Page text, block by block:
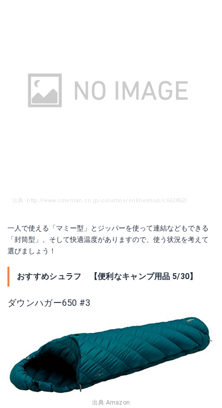
出典: http://www.coleman.co.jp/columns/onlineshop/c662862/
一人で使える「マミー型」とジッパーを使って連結などもできる
「封筒型」、そして快適温度がありますので、使う状況を考えて
選びましょう！
おすすめシュラフ 【便利なキャンプ用品 5/30】
ダウンハガー650 #3
出典:Amazon